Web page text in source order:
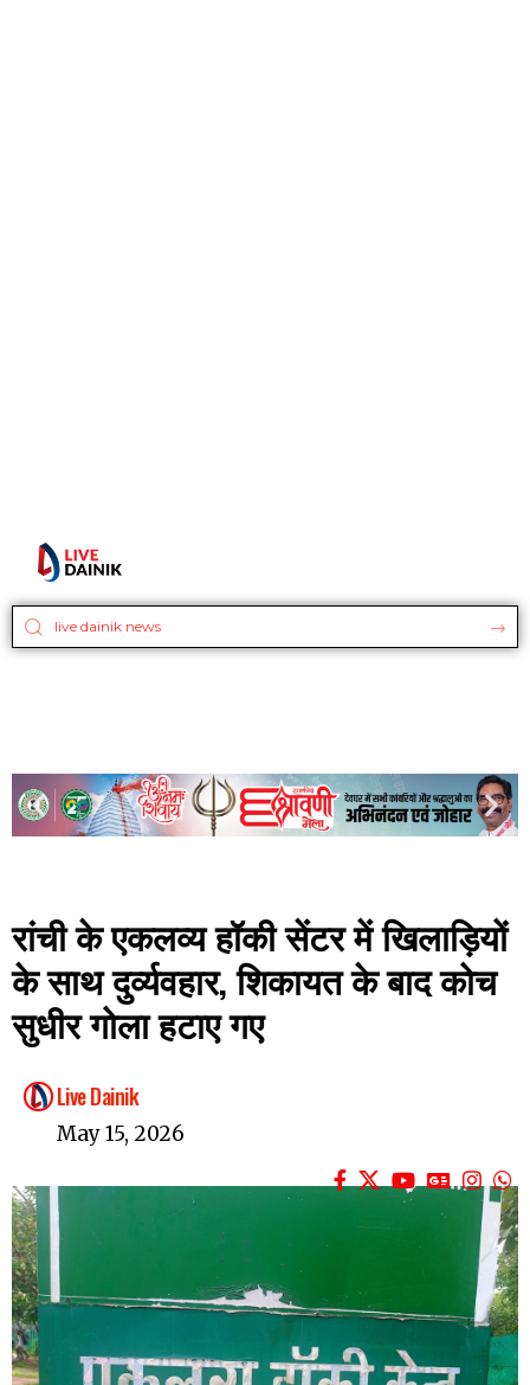
रांची के एकलव्य हॉकी सेंटर में खिलाड़ियों
के साथ दुर्व्यवहार, शिकायत के बाद कोच
सुधीर गोला हटाए गए
Live Dainik
May 15, 2026